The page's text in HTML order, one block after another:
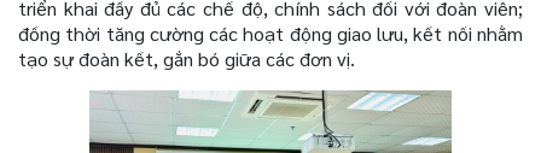
triển khai đầy đủ các chế độ, chính sách đối với đoàn viên;
đồng thời tăng cường các hoạt động giao lưu, kết nối nhằm
tạo sự đoàn kết, gắn bó giữa các đơn vị.